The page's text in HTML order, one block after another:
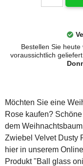
Bestellen Sie
voraussichtlich geliefert
Möchten Sie eine
Rose kaufen?
dem
Zwiebel Velvet Dusty
hier in unserem
Produkt "Ball glass